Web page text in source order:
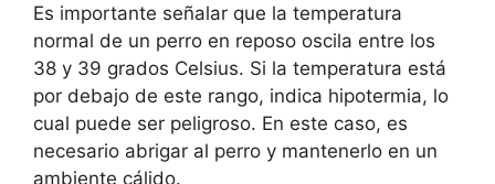
Es importante señalar que la temperatura
normal de un perro en reposo oscila entre los
38 y 39 grados Celsius. Si la temperatura está
por debajo de este rango, indica hipotermia, lo
cual puede ser peligroso. En este caso, es
necesario abrigar al perro y mantenerlo en un
ambiente cálido.